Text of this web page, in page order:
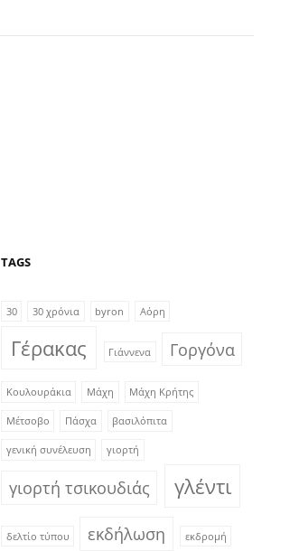
TAGS
30 30 χρόνια byron Αόρη
Γέρακας Γιάννενα Γοργόνα
Κουλουράκια Μάχη Μάχη Κρήτης
Μέτσοβο Πάσχα βασιλόπιτα
γενική συνέλευση γιορτή
γιορτή τσικουδιάς γλέντι
δελτίο τύπου εκδήλωση εκδρομή